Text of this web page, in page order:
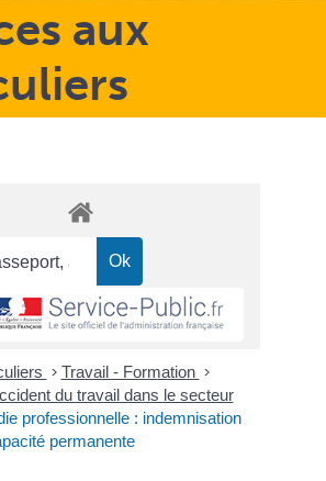
aux
> Travail - Formation >
du travail dans le secteur
professionnelle : indemnisation
permanente